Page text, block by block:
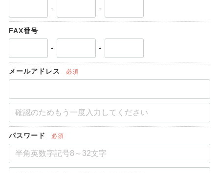
- -
FAX番号
- -
メールアドレス 必須
パスワード 必須